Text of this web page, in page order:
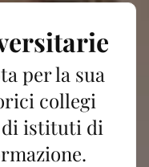
per la sua
collegi
di istituti di